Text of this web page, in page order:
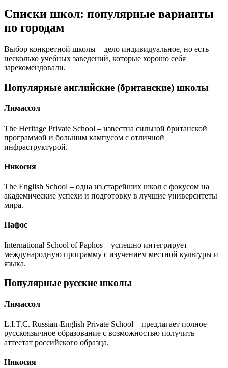
Списки школ: популярные варианты
по городам
Выбор конкретной школы – дело индивидуальное, но есть
несколько учебных заведений, которые хорошо себя
зарекомендовали.
Популярные английские (британские) школы
Лимассол
The Heritage Private School – известна сильной британской
программой и большим кампусом с отличной
инфраструктурой.
Никосия
The English School – одна из старейших школ с фокусом на
академические успехи и подготовку в лучшие университеты
мира.
Пафос
International School of Paphos – успешно интегрирует
международную программу с изучением местной культуры и
языка.
Популярные русские школы
Лимассол
L.I.T.C. Russian-English Private School – предлагает полное
русскоязычное образование с возможностью получить
аттестат российского образца.
Никосия